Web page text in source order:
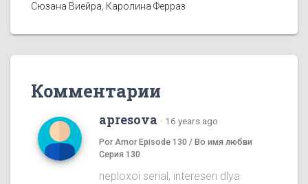
Сюзана Виейра, Каролина Ферраз
Комментарии
apresova · 16 years ago
Por Amor Episode 130 / Во имя любви
Серия 130
neploxoi serial, interesen dlya